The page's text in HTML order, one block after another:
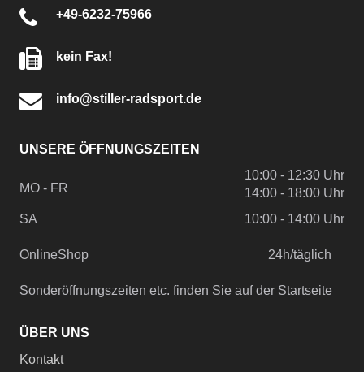
+49-6232-75966
kein Fax!
info@stiller-radsport.de
UNSERE ÖFFNUNGSZEITEN
MO - FR
10:00 - 12:30 Uhr
14:00 - 18:00 Uhr
SA
10:00 - 14:00 Uhr
OnlineShop 24h/täglich
Sonderöffnungszeiten etc. finden Sie auf der Startseite
ÜBER UNS
Kontakt